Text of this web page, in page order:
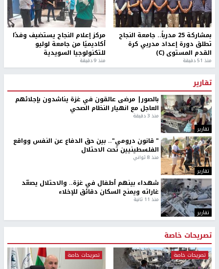
بمشاركة 25 مدرباً.. جامعة النجاح
تطلق دورة إعداد مدربي كرة
القدم المستوى (C)
منذ 51 دقيقة
مركز إعلام النجاح يستضيف وفدًا
أكاديميًا من جامعة لوليو
للتكنولوجيا السويدية
منذ 9 دقيقة
تقارير
تقارير
بالصور| مرضى عالقون في غزة يناشدون بإجلائهم
العاجل مع انهيار النظام الصحي
منذ 3 دقيقة
تقارير
" قانون درومي".. بين حق الدفاع عن النفس وواقع
الفلسطينيين تحت الاحتلال
منذ 8 ثواني
تقارير
شهداء بينهم أطفال في غزة.. والاحتلال يصعّد
غاراته ويمنح السكان دقائق للإخلاء
منذ 11 ثانية
تصريحات خاصة
تصريحات خاصة تصريحات خاصة